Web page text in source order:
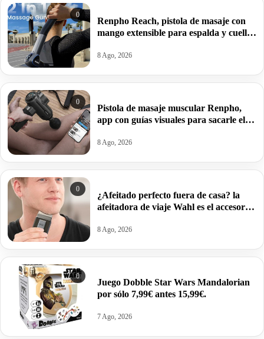
0
Renpho Reach, pistola de masaje con
mango extensible para espalda y cuello
8 Ago, 2026
0
Pistola de masaje muscular Renpho,
app con guías visuales para sacarle el
109,99€.
8 Ago, 2026
0
¿Afeitado perfecto fuera de casa? la
afeitadora de viaje Wahl es el accesorio
9,78€.
8 Ago, 2026
0
Juego Dobble Star Wars Mandalorian
por sólo 7,99€ antes 15,99€.
7 Ago, 2026